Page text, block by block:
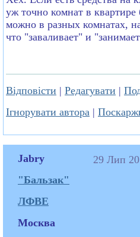
уж точно комнат в
можно в разных комнатах,
что "заваливает" и
Відповісти | Редагувати |
Ігнорувати автора |
Jabry
"Бальзак"
ЛФВЕ
Москва
29 Лип